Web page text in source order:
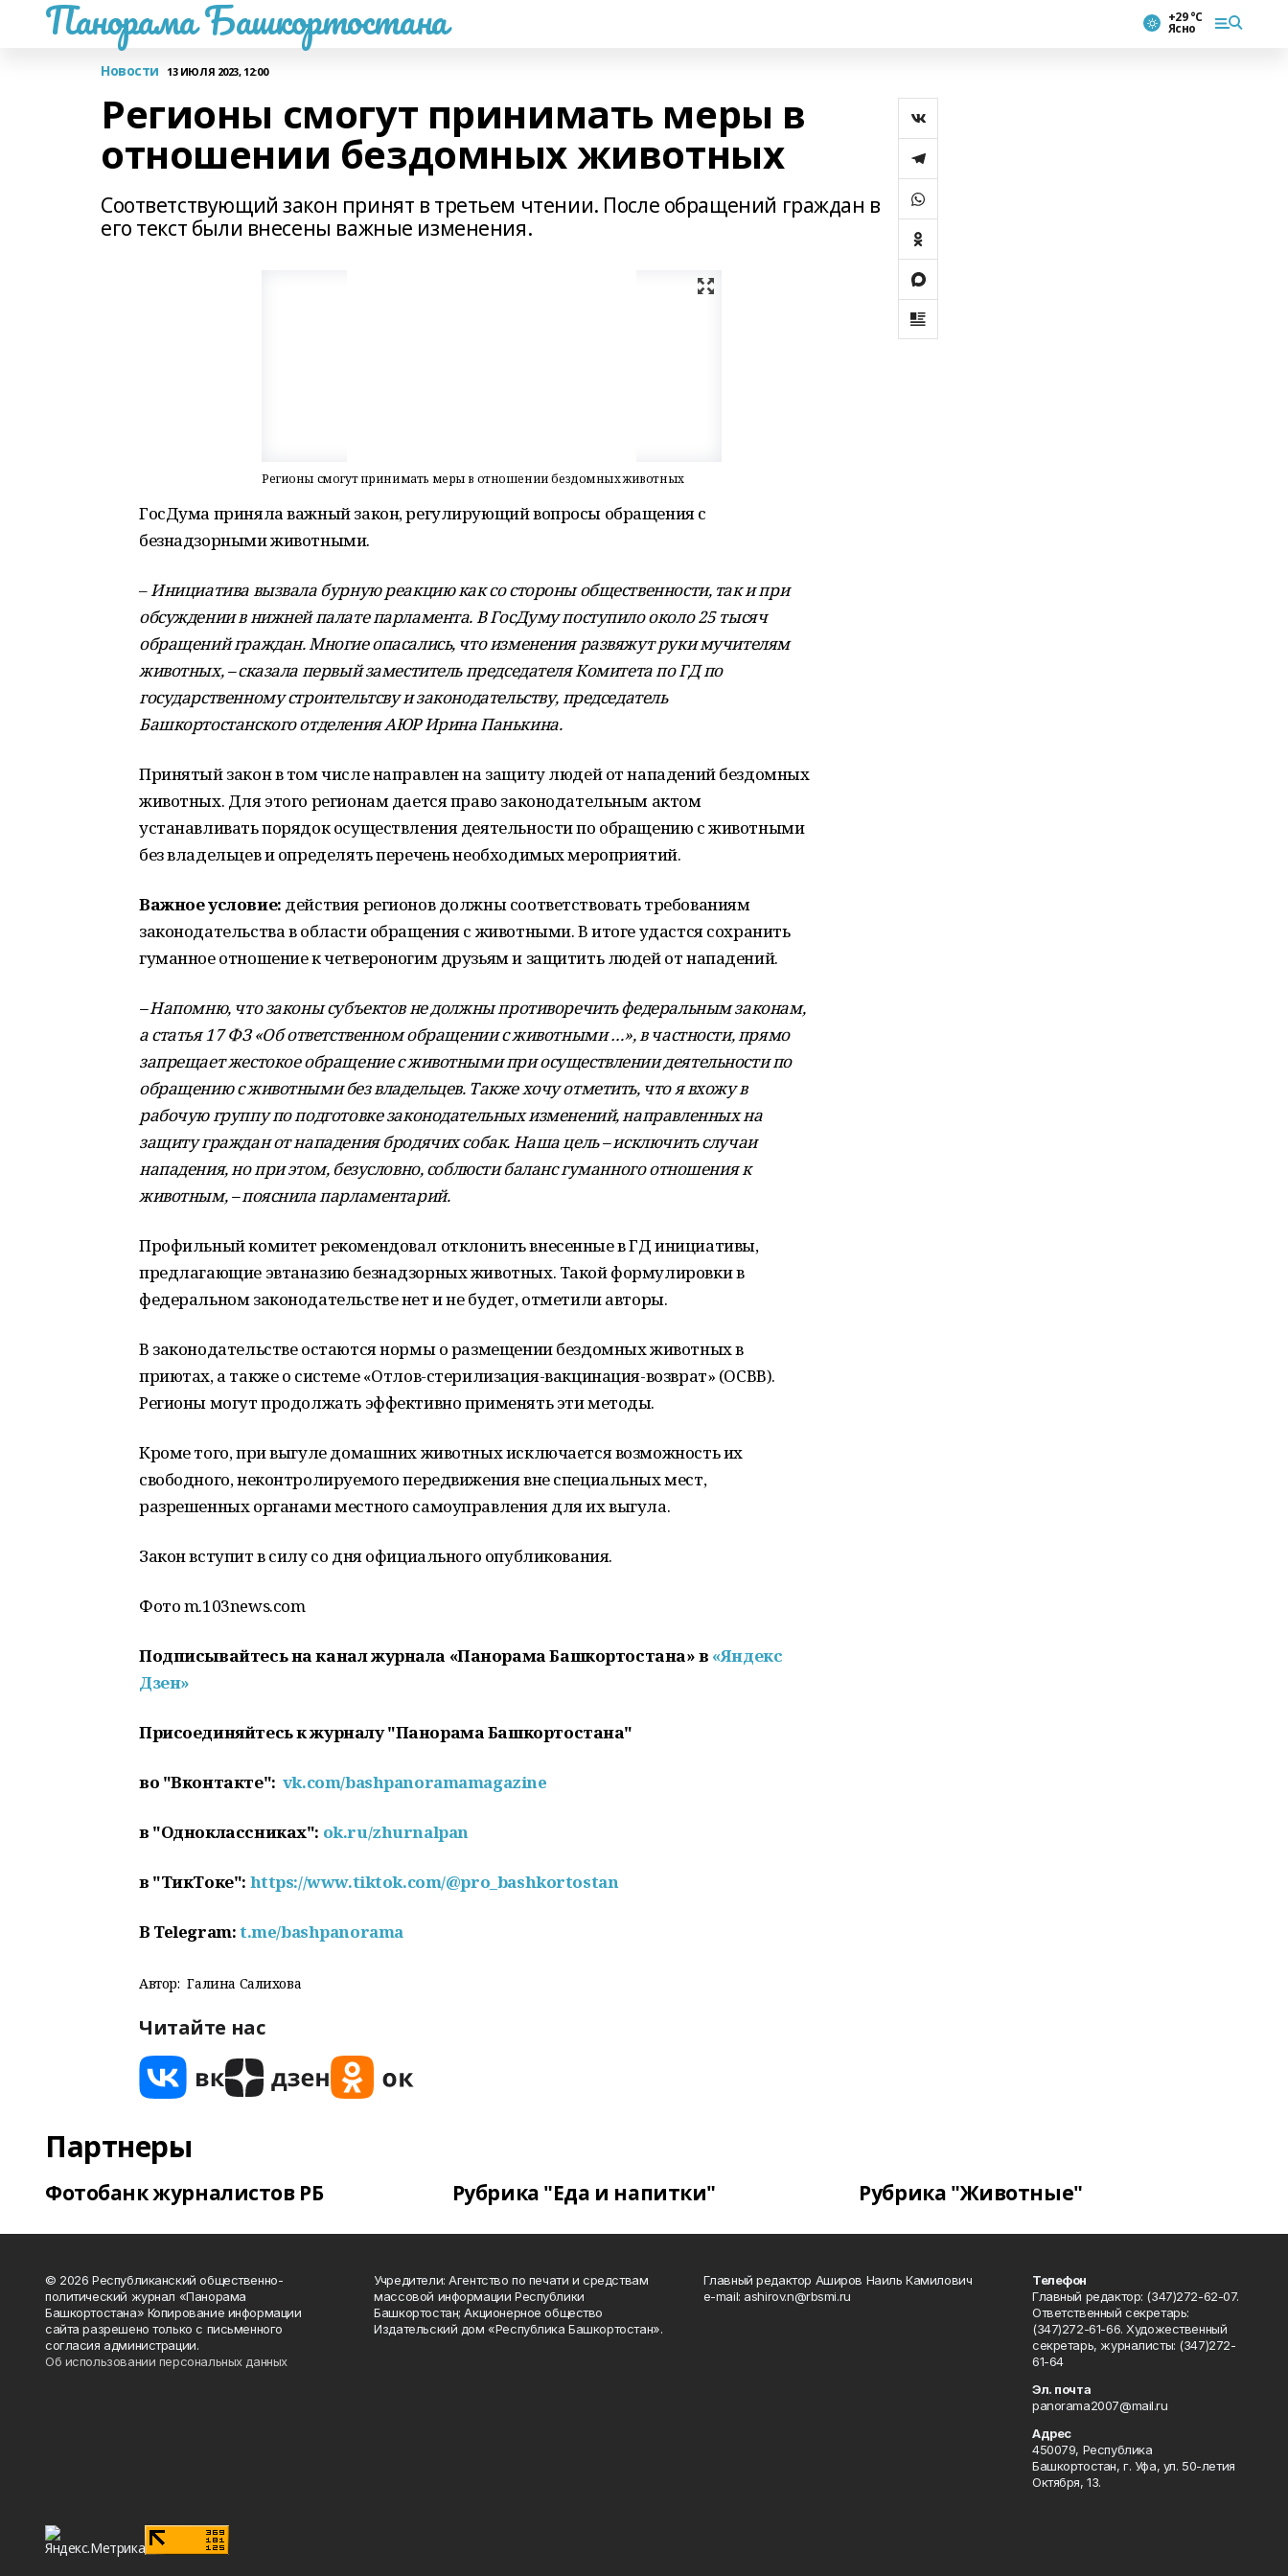
Панорама Башкортостана +29 °С
Ясно
Новости 13 ИЮЛЯ 2023, 12:00
Регионы смогут принимать меры в
отношении бездомных животных
Соответствующий закон принят в третьем чтении. После обращений граждан в
его текст были внесены важные изменения.
Регионы смогут принимать меры в отношении бездомных животных
ГосДума приняла важный закон, регулирующий вопросы обращения с
безнадзорными животными.
–Инициатива вызвала бурную реакцию как со стороны общественности, так и при
обсуждении в нижней палате парламента. В ГосДуму поступило около 25 тысяч
обращений граждан. Многие опасались, что изменения развяжут руки мучителям
животных, – сказала первый заместитель председателя Комитета по ГД по
государственному строительтсву и законодательству, председатель
Башкортостанского отделения АЮР Ирина Панькина.
Принятый закон в том числе направлен на защиту людей от нападений бездомных
животных. Для этого регионам дается право законодательным актом
устанавливать порядок осуществления деятельности по обращению с животными
без владельцев и определять перечень необходимых мероприятий.
Важное условие: действия регионов должны соответствовать требованиям
законодательства в области обращения с животными. В итоге удастся сохранить
гуманное отношение к четвероногим друзьям и защитить людей от нападений.
– Напомню, что законы субъектов не должны противоречить федеральным законам,
а статья 17 ФЗ «Об ответственном обращении с животными …», в частности, прямо
запрещает жестокое обращение с животными при осуществлении деятельности по
обращению с животными без владельцев. Также хочу отметить, что я вхожу в
рабочую группу по подготовке законодательных изменений, направленных на
защиту граждан от нападения бродячих собак. Наша цель – исключить случаи
нападения, но при этом, безусловно, соблюсти баланс гуманного отношения к
животным, – пояснила парламентарий.
Профильный комитет рекомендовал отклонить внесенные в ГД инициативы,
предлагающие эвтаназию безнадзорных животных. Такой формулировки в
федеральном законодательстве нет и не будет, отметили авторы.
В законодательстве остаются нормы о размещении бездомных животных в
приютах, а также о системе «Отлов-стерилизация-вакцинация-возврат» (ОСВВ).
Регионы могут продолжать эффективно применять эти методы.
Кроме того, при выгуле домашних животных исключается возможность их
свободного, неконтролируемого передвижения вне специальных мест,
разрешенных органами местного самоуправления для их выгула.
Закон вступит в силу со дня официального опубликования.
Фото m.103news.com
Подписывайтесь на канал журнала «Панорама Башкортостана» в «Яндекс
Дзен»
Присоединяйтесь к журналу "Панорама Башкортостана"
во "Вконтакте": vk.com/bashpanoramamagazine
в "Одноклассниках": ok.ru/zhurnalpan
в "ТикТоке": https://www.tiktok.com/@pro_bashkortostan
В Telegram:t.me/bashpanorama
Автор: Галина Салихова
Читайте нас
Партнеры
Фотобанк журналистов РБ Рубрика "Еда и напитки" Рубрика "Животные"
© 2026 Республиканский общественно-
политический журнал «Панорама
Башкортостана» Копирование информации
сайта разрешено только с письменного
согласия администрации.
Об использовании персональных данных
Учредители: Агентство по печати и средствам
массовой информации Республики
Башкортостан; Акционерное общество
Издательский дом «Республика Башкортостан».
Главный редактор Аширов Наиль Камилович
e-mail: ashirov.n@rbsmi.ru
Телефон
Главный редактор: (347)272-62-07.
Ответственный секретарь:
(347)272-61-66. Художественный
секретарь, журналисты: (347)272-
61-64
Эл. почта
panorama2007@mail.ru
Адрес
450079, Республика
Башкортостан, г. Уфа, ул. 50-летия
Октября, 13.